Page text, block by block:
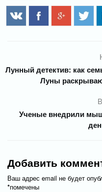
Лунный детектив: как
Луны
Ученые внедрили
Добавить
Ваш адрес email не будет
помечены
*